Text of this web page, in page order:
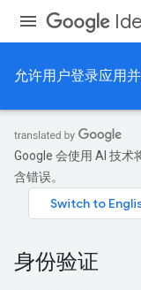
允许用户登录应用
Google 会使用 AI 技术
含错误。
身份验证